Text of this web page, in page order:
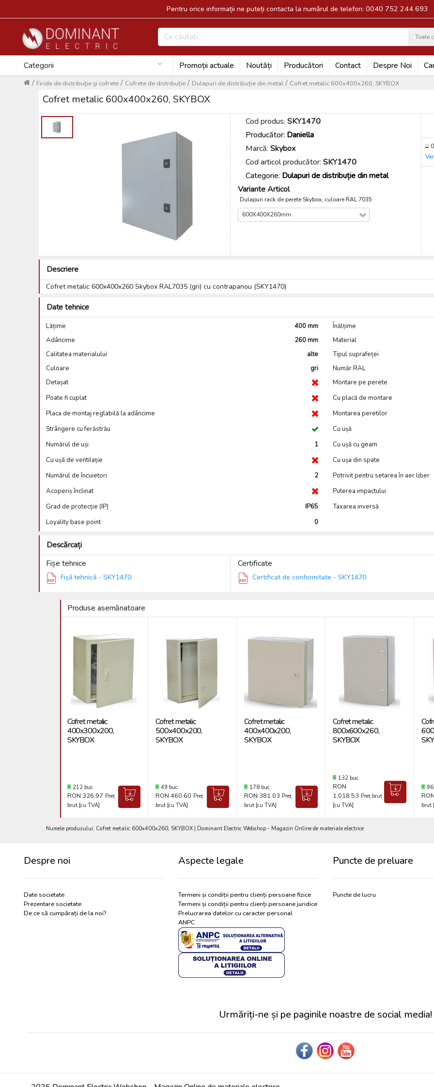
Pentru orice informații ne puteți contacta la numărul de telefon: 0040 752 244 693
Toate
Search
Categorii Promoții actuale Noutăți Producători Contact Despre Noi
Cofret metalic 600x400x260, SKYBOX
/
Dulapuri de distribuție din metal
/
Cofrete de distribuție
/
Firide de distribuţie şi cofrete
/
Cofret metalic 600x400x260, SKYBOX
Cod produs: SKY1470
Producător: Daniella
Marcă: Skybox
Cod articol producător: SKY1470
Categorie: Dulapuri de distribuție din metal
Variante Articol
Dulapuri rack de perete Skybox, culoare RAL 7035
600X400X260mm
Descriere
Cofret metalic 600x400x260 Skybox RAL7035 (gri) cu contrapanou (SKY1470)
Date tehnice
Lățime 400 mm
Înălțime
Adâncime
260 mm
Material
Calitatea materialului
alte
Tipul suprafeței
Culoare
gri
Număr RAL
Detașat
Montare pe perete
Poate fi cuplat
Cu placă de montare
Placa de montaj reglabilă la adâncime
Montarea peretilor
Strângere cu ferăstrău
Cu ușă
Numărul de uși
1
Cu ușă cu geam
Cu ușă de ventilație
Cu ușa din spate
Numărul de încuietori
2
Potrivit pentru setarea în aer liber
Acoperiș înclinat
Puterea impactului
Grad de protecție (IP)
IP65
Taxarea inversă
Loyality base point
0
Descărcați
Fișe tehnice
Fișă tehnică - SKY1470
Certificate
Certificat de conformitate - SKY1470
Produse asemănatoare
Cofret metalic
400x300x200,
SKYBOX
212 buc
RON 326.97 Preț
brut [cu TVA]
Cofret metalic
500x400x200,
SKYBOX
49 buc
RON 460.60 Preț
brut [cu TVA]
Cofret metalic
400x400x200,
SKYBOX
178 buc
RON 381.03 Preț
brut [cu TVA]
Cofret metalic
800x600x260,
SKYBOX
132 buc
RON
1,018.53 Preț brut
[cu TVA]
brut
Numele produsului: Cofret metalic 600x400x260, SKYBOX | Dominant Electric Webshop - Magazin Online de materiale electrice
Despre noi
Date societate
Prezentare societate
De ce să cumpărați de la noi?
Aspecte legale
Termeni și condiții pentru clienți persoane fizice
Termeni și condiții pentru clienți persoane juridice
Prelucrarea datelor cu caracter personal
ANPC
Puncte de preluare
Puncte de lucru
Urmăriți-ne și pe paginile noastre de social media!